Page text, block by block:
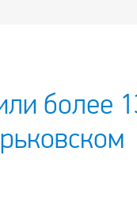
более